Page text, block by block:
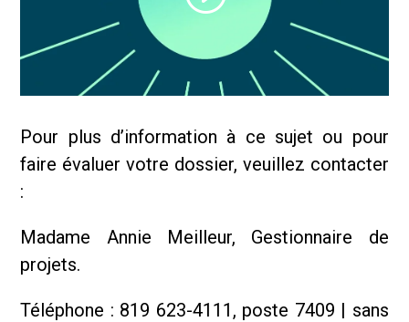
Pour plus d’information à ce sujet ou pour
faire évaluer votre dossier, veuillez contacter
:
Madame Annie Meilleur, Gestionnaire de
projets.
Téléphone : 819 623-4111, poste 7409 | sans